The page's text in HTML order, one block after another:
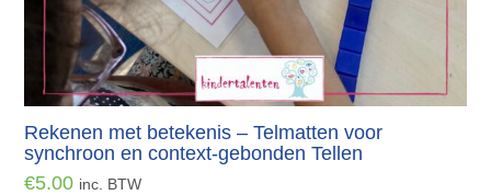
Rekenen met betekenis – Telmatten voor
synchroon en context-gebonden Tellen
€5.00 inc. BTW